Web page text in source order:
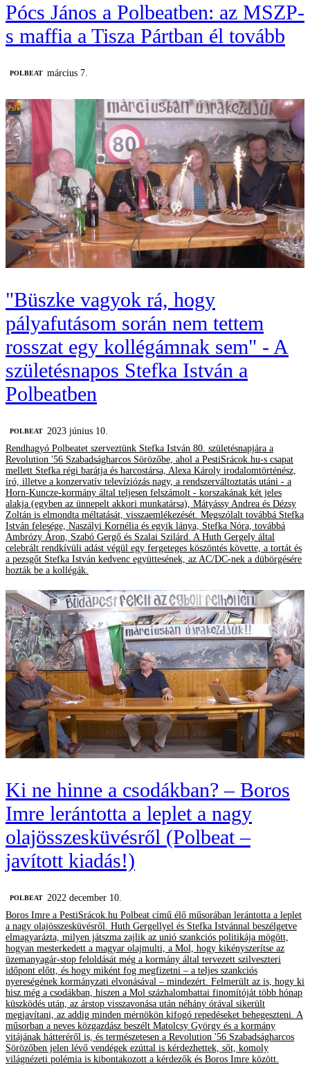
Pócs János a Polbeatben: az MSZP-
s maffia a Tisza Pártban él tovább
‎POLBEAT március 7.
"Büszke vagyok rá, hogy
pályafutásom során nem tettem
rosszat egy kollégámnak sem" - A
születésnapos Stefka István a
Polbeatben
‎POLBEAT
2023 június 10.
Rendhagyó Polbeatet szerveztünk Stefka István 80. születésnapjára a
Revolution '56 Szabadságharcos Sörözőbe, ahol a PestiSrácok.hu-s csapat
mellett Stefka régi barátja és harcostársa, Alexa Károly irodalomtörténész,
író, illetve a konzervatív televíziózás nagy, a rendszerváltoztatás utáni - a
Horn-Kuncze-kormány által teljesen felszámolt - korszakának két jeles
alakja (egyben az ünnepelt akkori munkatársa), Mátyássy Andrea és Dézsy
Zoltán is elmondta méltatását, visszaemlékezését. Megszólalt továbbá Stefka
István felesége, Naszályi Kornélia és egyik lánya, Stefka Nóra, továbbá
Ambrózy Áron, Szabó Gergő és Szalai Szilárd. A Huth Gergely által
celebrált rendkívüli adást végül egy fergeteges köszöntés követte, a tortát és
a pezsgőt Stefka István kedvenc együttesének, az AC/DC-nek a dübörgésére
hozták be a kollégák.
Ki ne hinne a csodákban? – Boros
Imre lerántotta a leplet a nagy
olajösszesküvésről (Polbeat –
javított kiadás!)
‎POLBEAT
2022 december 10.
Boros Imre a PestiSrácok.hu Polbeat című élő műsorában lerántotta a leplet
a nagy olajösszesküvésről. Huth Gergellyel és Stefka Istvánnal beszélgetve
elmagyarázta, milyen játszma zajlik az unió szankciós politikája mögött,
hogyan mesterkedett a magyar olajmulti, a Mol, hogy kikényszerítse az
üzemanyagár-stop feloldását még a kormány által tervezett szilveszteri
időpont előtt, és hogy miként fog megfizetni – a teljes szankciós
nyereségének kormányzati elvonásával – mindezért. Felmerült az is, hogy ki
hisz még a csodákban, hiszen a Mol százhalombattai finomítóját több hónap
küszködés után, az árstop visszavonása után néhány órával sikerült
megjavítani, az addig minden mérnökön kifogó repedéseket behegeszteni. A
műsorban a neves közgazdász beszélt Matolcsy György és a kormány
vitájának hátteréről is, és természetesen a Revolution '56 Szabadságharcos
Sörözőben jelen lévő vendégek ezúttal is kérdezhettek, sőt, komoly
világnézeti polémia is kibontakozott a kérdezők és Boros Imre között.